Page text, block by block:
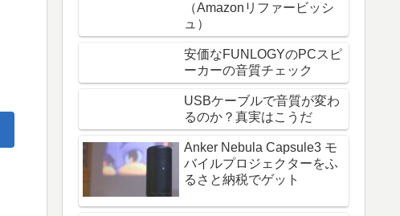
（Amazonリファービッシ
ュ）
安価なFUNLOGYのPCスピ
ーカーの音質チェック
USBケーブルで音質が変わ
るのか？真実はこうだ
Anker Nebula Capsule3 モ
バイルプロジェクターをふ
るさと納税でゲット